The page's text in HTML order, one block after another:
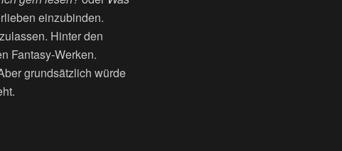
einzubinden.
Hinter den
Fantasy-Werken.
grundsätzlich würde